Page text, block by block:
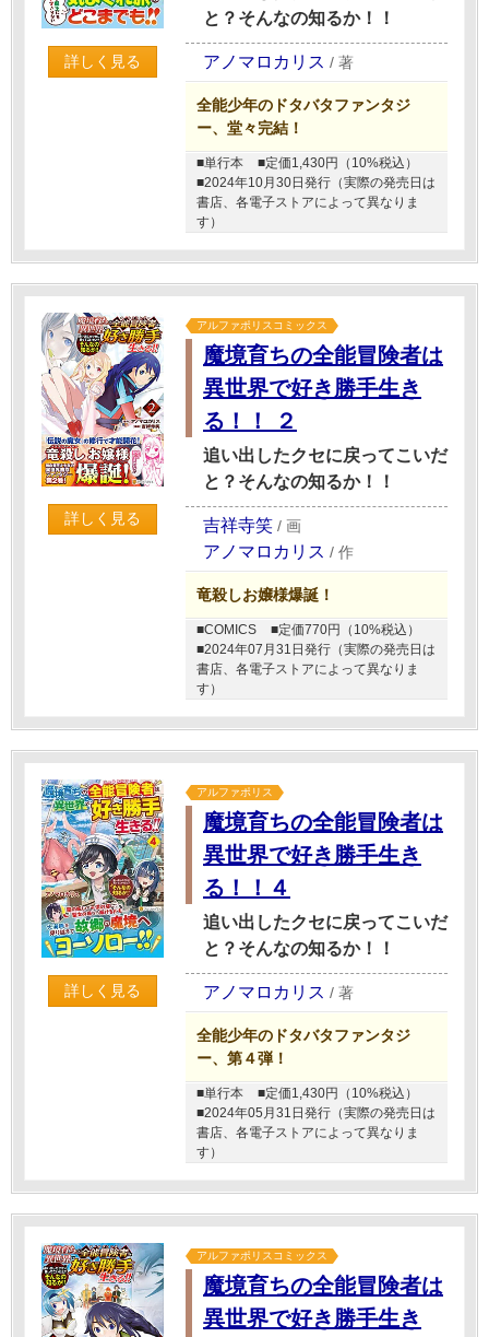
詳しく見る
と？そんなの知るか！！
アノマロカリス / 著
全能少年のドタバタファンタジ
ー、堂々完結！
■単行本
■定価1,430円（10%税込）
■2024年10月30日発行（実際の発売日は
書店、各電子ストアによって異なりま
す）
詳しく見る
アルファポリスコミックス
魔境育ちの全能冒険者は
異世界で好き勝手生き
る！！ ２
追い出したクセに戻ってこいだ
と？そんなの知るか！！
吉祥寺笑 / 画
アノマロカリス / 作
竜殺しお嬢様爆誕！
■COMICS
■定価770円（10%税込）
■2024年07月31日発行（実際の発売日は
書店、各電子ストアによって異なりま
す）
詳しく見る
アルファポリス
魔境育ちの全能冒険者は
異世界で好き勝手生き
る！！４
追い出したクセに戻ってこいだ
と？そんなの知るか！！
アノマロカリス / 著
全能少年のドタバタファンタジ
ー、第４弾！
■単行本
■定価1,430円（10%税込）
■2024年05月31日発行（実際の発売日は
書店、各電子ストアによって異なりま
す）
アルファポリスコミックス
魔境育ちの全能冒険者は
異世界で好き勝手生き